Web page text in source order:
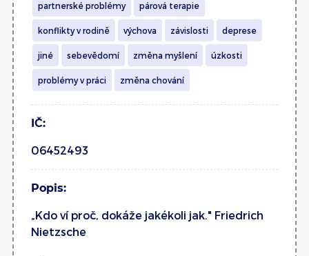
partnerské problémy párová terapie
konflikty v rodině výchova závislosti deprese
jiné sebevědomí změna myšlení úzkosti
problémy v práci změna chování
IČ:
06452493
Popis:
„Kdo ví proč, dokáže jakékoli jak." Friedrich
Nietzsche